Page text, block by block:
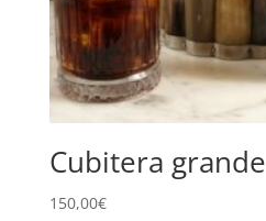
Cubitera grande
150,00€